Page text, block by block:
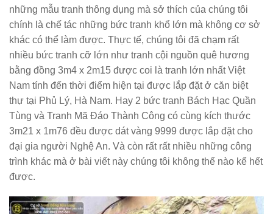
những mẫu tranh thông dụng mà sở thích của chúng tôi
chính là chế tác những bức tranh khổ lớn mà không cơ sở
khác có thể làm được. Thực tế, chúng tôi đã chạm rất
nhiều bức tranh cỡ lớn như tranh cội nguồn quê hương
bằng đồng 3m4 x 2m15 được coi là tranh lớn nhất Việt
Nam tính đến thời điểm hiện tại được lắp đặt ở căn biệt
thự tại Phủ Lý, Hà Nam. Hay 2 bức tranh Bách Hạc Quần
Tùng và Tranh Mã Đáo Thành Công có cùng kích thước
3m21 x 1m76 đều được dát vàng 9999 được lắp đặt cho
đại gia người Nghệ An. Và còn rất rất nhiều những công
trình khác mà ở bài viết này chúng tôi không thể nào kể hết
được.